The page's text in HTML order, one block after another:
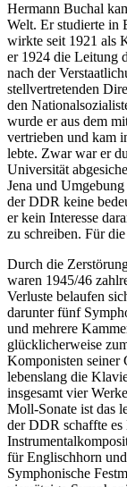
Hermann Buchal
Welt. Er studierte in
wirkte seit 1921 als
er 1924 die Leitung
nach der
stellvertretenden
den
wurde er aus dem
vertrieben und kam
lebte. Zwar war er
Universität
Jena und
der DDR keine
er kein Interesse
zu schreiben. Für
Durch die
waren 1945/46
Verluste belaufen
darunter fünf
und mehrere
glücklicherweise
Komponisten seiner
lebenslang die
insgesamt vier
Moll-Sonate ist das
der DDR schaffte
für Englischhorn
Symphonische